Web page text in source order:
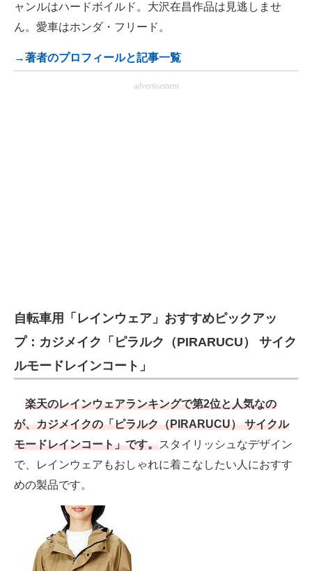
ャンルはハードボイルド。大沢在昌作品は見逃しませ
ん。愛車はホンダ・フリード。
→著者のプロフィールと記事一覧
advertisement
自転車用「レインウェア」おすすめピックアッ
プ：カジメイク「ピラルク（PIRARUCU） サイク
ルモードレインコート」
楽天のレインウェアランキングで第2位と人気なの
が、カジメイクの「ピラルク（PIRARUCU） サイクル
モードレインコート」です。スタイリッシュなデザイン
で、レインウェアもおしゃれに着こなしたい人におすす
めの製品です。